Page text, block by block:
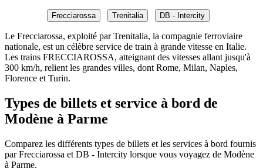
Frecciarossa Trenitalia DB - Intercity
Le Frecciarossa, exploité par Trenitalia, la compagnie ferroviaire
nationale, est un célèbre service de train à grande vitesse en Italie.
Les trains FRECCIAROSSA, atteignant des vitesses allant jusqu'à
300 km/h, relient les grandes villes, dont Rome, Milan, Naples,
Florence et Turin.
Types de billets et service à bord de
Modène à Parme
Comparez les différents types de billets et les services à bord fournis
par Frecciarossa et DB - Intercity lorsque vous voyagez de Modène
à Parme.